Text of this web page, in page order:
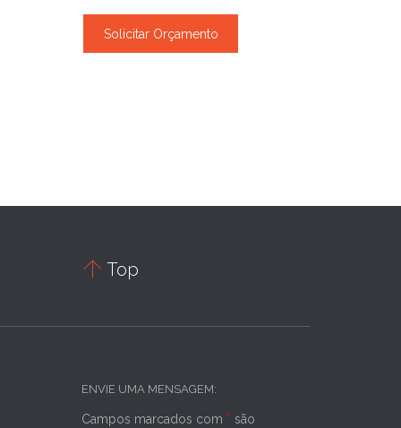
Solicitar Orçamento
 Top
ENVIE UMA MENSAGEM:
Campos marcados com * são